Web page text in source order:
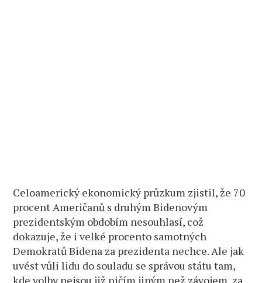
Celoamerický ekonomický průzkum zjistil, že 70
procent Američanů s druhým Bidenovým
prezidentským obdobím nesouhlasí, což
dokazuje, že i velké procento samotných
Demokratů Bidena za prezidenta nechce. Ale jak
uvést vůli lidu do souladu se správou státu tam,
kde volby nejsou již ničím jiným než závojem, za